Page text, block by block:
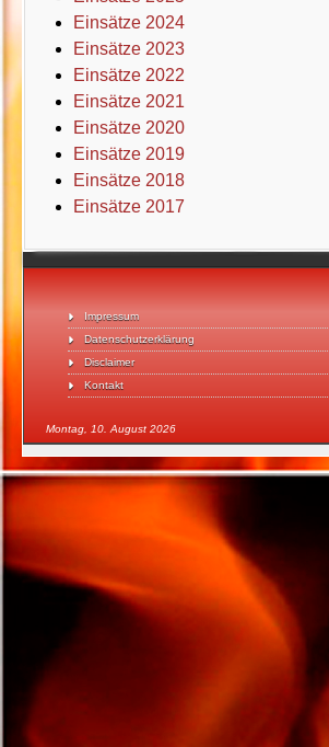
Impressum
Datenschutzerklärung
Disclaimer
Kontakt
Montag, 10. August 2026
Einsätze 2024
Einsätze 2023
Einsätze 2022
Einsätze 2021
Einsätze 2020
Einsätze 2019
Einsätze 2018
Einsätze 2017